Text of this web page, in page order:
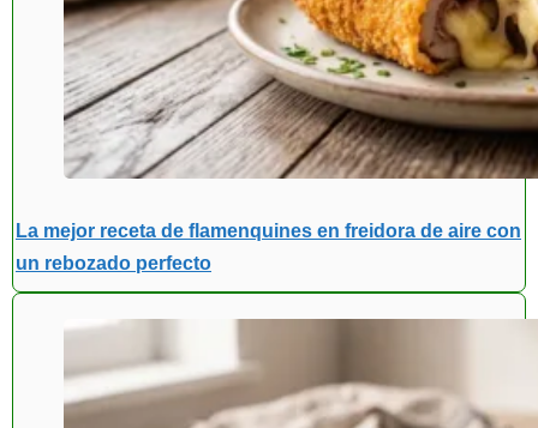
La mejor receta de flamenquines en freidora de aire con
un rebozado perfecto